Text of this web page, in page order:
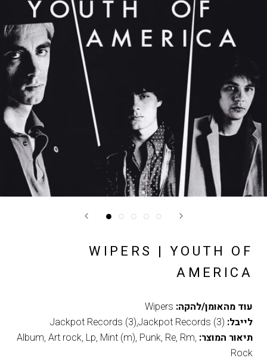
WIPERS | YOUTH OF
AMERICA
עוד מהאומן/להקה: Wipers
לייבל: Jackpot Records (3),Jackpot Records (3)
תיאור המוצר:
Album, Art rock, Lp, Mint (m), Punk, Re, Rm,
Rock